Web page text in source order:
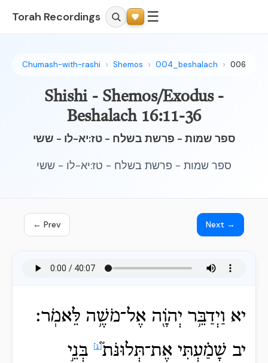
Torah Recordings ☰
Chumash-with-rashi Shemos 004_beshalach 006
Shishi - Shemos/Exodus -
Beshalach 16:11-36
ספר שמות - פרשת בשלח - טז:יא-לו - ששי
ספר שמות - פרשת בשלח - טז:יא-לו - ששי
← Prev Next →
יא וַיְדַבֵּ֥ר יְהֹוָ֖ה אֶל־מֹשֶׁ֥ה לֵּאמֹֽר׃
יב שָׁמַ֗עְתִּי אֶת־תְּלוּנֹּת֮
בְּנֵ֣י